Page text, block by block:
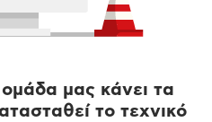
μας κάνει τα
το τεχνικό